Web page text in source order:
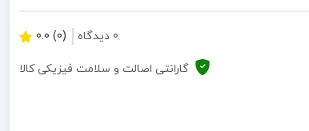
0 دیدگاه (0) 0.0
گارانتی اصالت و سلامت فیزیکی کالا